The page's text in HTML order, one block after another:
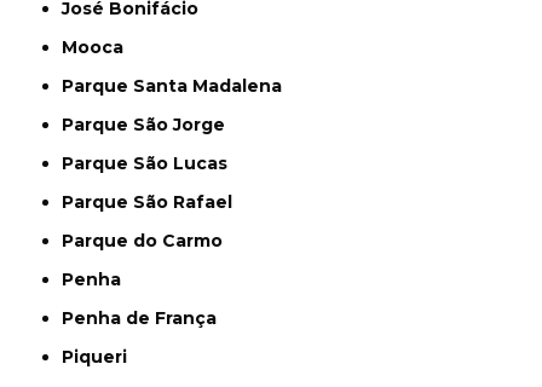
José Bonifácio
Mooca
Parque Santa Madalena
Parque São Jorge
Parque São Lucas
Parque São Rafael
Parque do Carmo
Penha
Penha de França
Piqueri